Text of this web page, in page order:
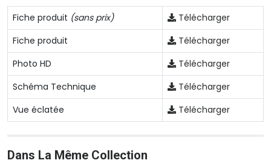
Fiche produit (sans prix)
Télécharger
Fiche produit
Télécharger
Photo HD
Télécharger
Schéma Technique
Télécharger
Vue éclatée
Télécharger
Dans La Même Collection